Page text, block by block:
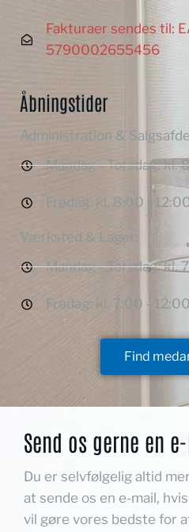
Fakturaer sendes til:
5790002655456
Åbningstider
Administration &
Mandag - Torsdag: kl.
Fredag: kl. 8:00 -
Værksted & Lager:
Mandag - Torsdag: kl.
Fredag: kl. 7:00 - 12:00
Find
Send os gerne en
Du er selvfølgelig altid
at sende os en e-mail,
vil gøre vores bedste for